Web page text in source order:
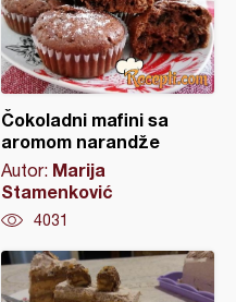
Čokoladni mafini sa
aromom narandže
Autor: Marija
Stamenković
4031